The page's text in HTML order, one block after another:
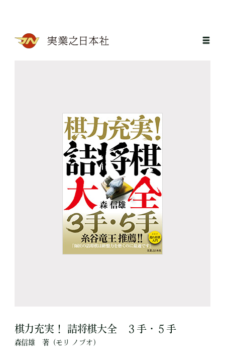
棋力充実！ 詰将棋大全 ３手・５手
森信雄 著（モリ ノブオ）